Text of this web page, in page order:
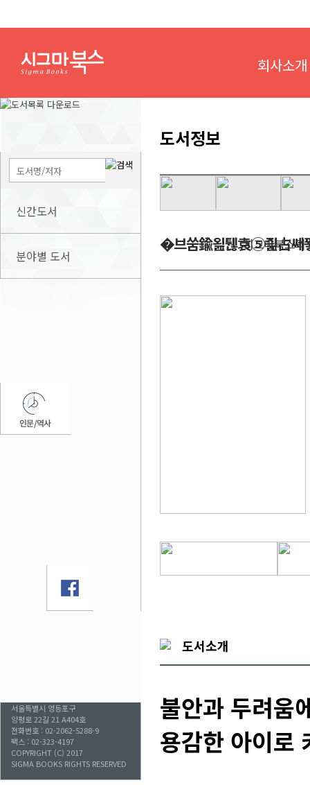
회사소개
신간도서
분야별 도서
서울특별시 영등포구
양평로 22길 21 A404호
전화번호 : 02-2062-5288-9
팩스 : 02-323-4197
COPYRIGHT (C) 2017
SIGMA BOOKS RIGHTS RESERVED
도서정보
�브쑴鍮욆퉪袁⑤즲占쎄
시그마북스
도서소개
불안과 두려움
용감한 아이로